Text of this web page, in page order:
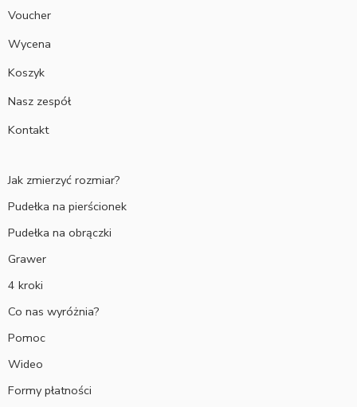
Voucher
Wycena
Koszyk
Nasz zespół
Kontakt
Jak zmierzyć rozmiar?
Pudełka na pierścionek
Pudełka na obrączki
Grawer
4 kroki
Co nas wyróżnia?
Pomoc
Wideo
Formy płatności